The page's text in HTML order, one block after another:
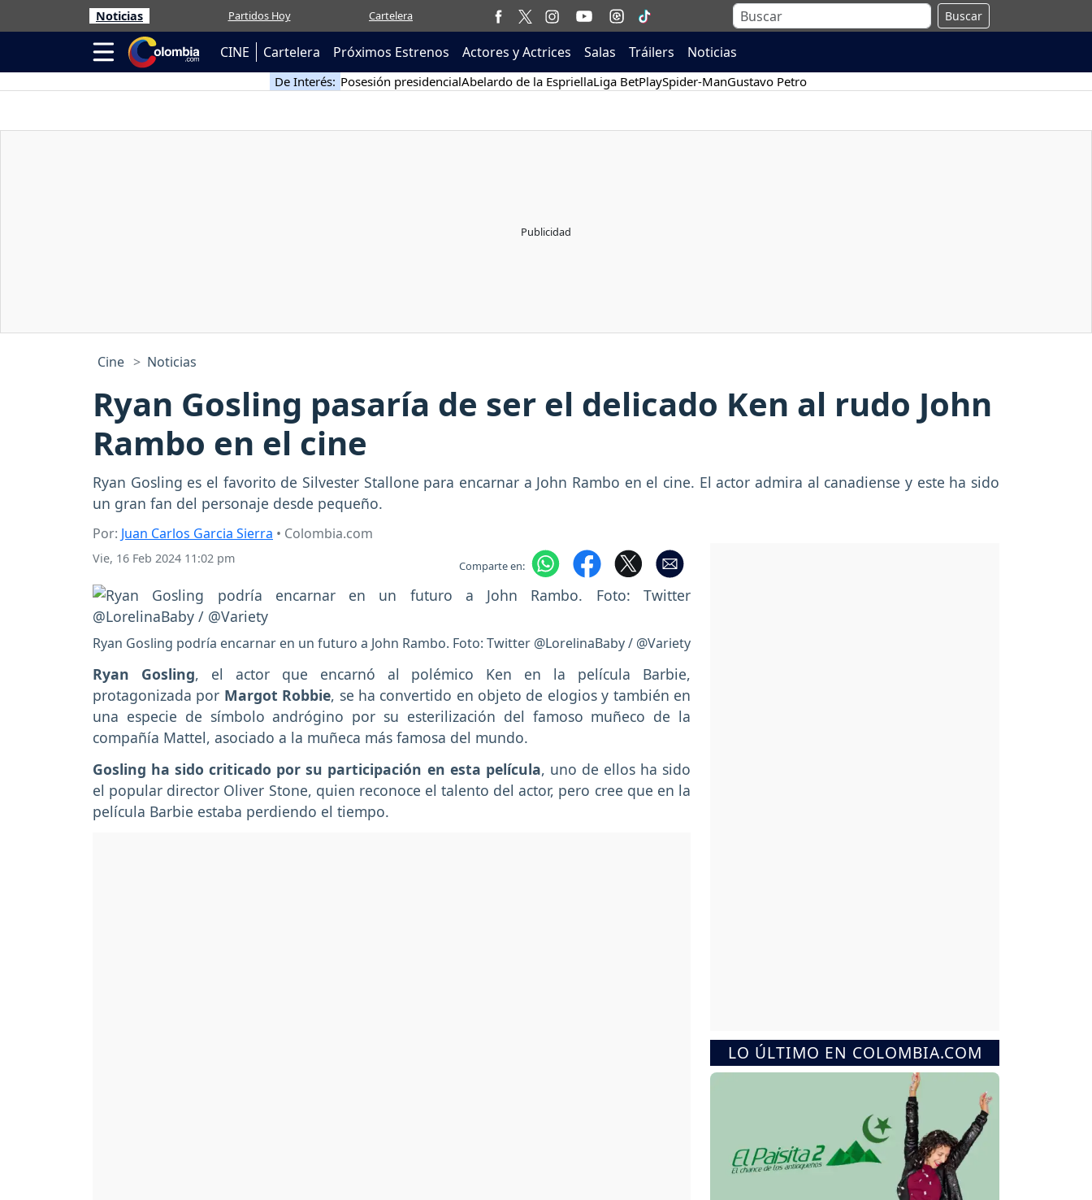
Noticias Partidos Hoy Cartelera Buscar
CINE Cartelera Próximos Estrenos Actores y Actrices Salas Tráilers Noticias
De Interés: Posesión presidencialAbelardo de la EspriellaLiga BetPlaySpider-ManGustavo Petro
Cine Noticias
Ryan Gosling pasaría de ser el delicado Ken al rudo John
Rambo en el cine
Ryan Gosling es el favorito de Silvester Stallone para encarnar a John Rambo en el cine. El actor admira al canadiense y este ha sido
un gran fan del personaje desde pequeño.
Por: Juan Carlos Garcia Sierra • Colombia.com
Vie, 16 Feb 2024 11:02 pm Comparte en:
Ryan Gosling podría encarnar en un futuro a John Rambo. Foto: Twitter @LorelinaBaby / @Variety
Ryan Gosling, el actor que encarnó al polémico Ken en la película Barbie,
protagonizada por Margot Robbie, se ha convertido en objeto de elogios y también en
una especie de símbolo andrógino por su esterilización del famoso muñeco de la
compañía Mattel, asociado a la muñeca más famosa del mundo.
Gosling ha sido criticado por su participación en esta película, uno de ellos ha sido
el popular director Oliver Stone, quien reconoce el talento del actor, pero cree que en la
película Barbie estaba perdiendo el tiempo.
LO ÚLTIMO EN COLOMBIA.COM